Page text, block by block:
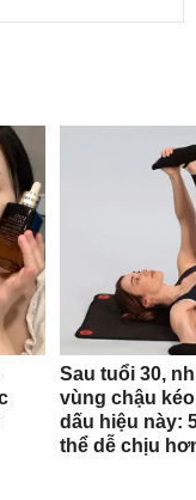
Sau tuổi 30,
vùng chậu
dấu hiệu này:
thể dễ chịu